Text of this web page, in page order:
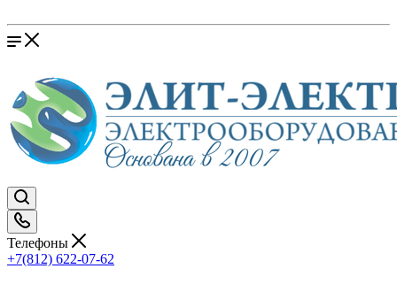
Телефоны
+7(812) 622-07-62